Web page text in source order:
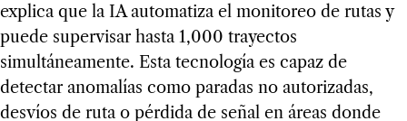
explica que la IA automatiza el monitoreo de rutas y
puede supervisar hasta 1,000 trayectos
simultáneamente. Esta tecnología es capaz de
detectar anomalías como paradas no autorizadas,
desvíos de ruta o pérdida de señal en áreas donde